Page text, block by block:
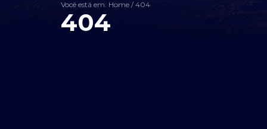
Você está em: Home / 404
404